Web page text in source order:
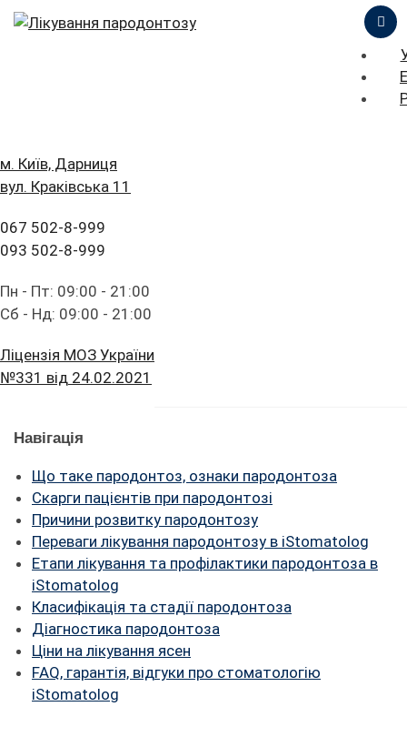
ЦІНИ
FAQ
ПАЦІЄНТУ
ПОСЛУГИ
ПРО НАС
ПРИКЛАДИ РОБІТ
БЛОГ
КОНТАКТИ
м. Київ, Дарниця
вул. Краківська 11
067 502-8-999
093 502-8-999
Пн - Пт: 09:00 - 21:00
Сб - Нд: 09:00 - 21:00
Ліцензія МОЗ України
№331 від 24.02.2021
ЗАЛИШИТИ ЗАЯВКУ
Лікування
пародонтоза
Навігація
Що таке пародонтоз, ознаки пародонтоза
Cкарги пацієнтів при пародонтозі
Причини розвитку пародонтозу
Переваги лікування пародонтозу в iStomatolog
Етапи лікування та профілактики пародонтоза в
iStomatolog
Класифікація та стадії пародонтоза
Діагностика пародонтоза
Ціни на лікування ясен
FAQ, гарантія, відгуки про стоматологію
iStomatolog